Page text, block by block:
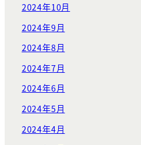
2024年10月
2024年9月
2024年8月
2024年7月
2024年6月
2024年5月
2024年4月